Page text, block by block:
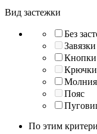
Вид застежки
Без
Завязки
Кнопки
Крючки
Молния
Пояс
По этим